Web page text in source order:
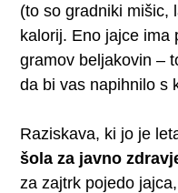
(to so gradniki mišic,
kalorij. Eno jajce ima
gramov beljakovin –
da bi vas napihnilo s
Raziskava, ki jo je
šola za javno
za zajtrk pojedo